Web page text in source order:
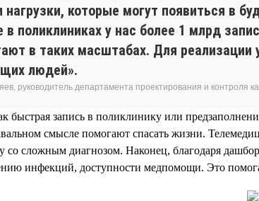
нагрузки, которые могут появиться в
в поликлиниках у нас более 1 млрд
в таких масштабах. Для
людей».
руководитель департамента проектирования и контроля
быстрая запись в поликлинику или
смысле помогают спасать жизни.
со сложным диагнозом. Наконец, благодаря
инфекций, доступности медпомощи. Это